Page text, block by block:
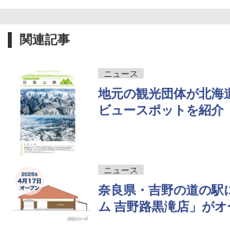
関連記事
ニュース
地元の観光団体が北海
ビュースポットを紹介
ニュース
奈良県・吉野の道の駅
ム 吉野路黒滝店」がオ